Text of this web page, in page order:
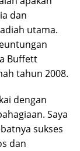
dan
utama.
Buffett
tahun 2008.
dengan
Saya
sukses
dan